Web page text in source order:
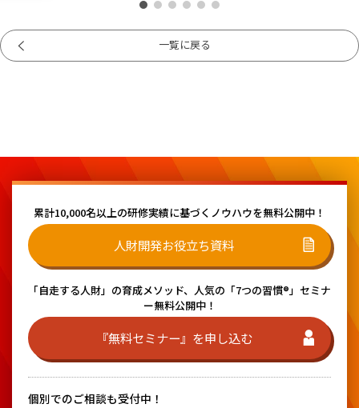
一覧に戻る
累計10,000名以上の研修実績に基づく ノウハウを無料公開中！
人財開発お役立ち資料
「自走する人財」の育成メソッド、 人気の「7つの習慣®」セミナ
ー無料公開中！
『無料セミナー』を申し込む
個別でのご相談も受付中！